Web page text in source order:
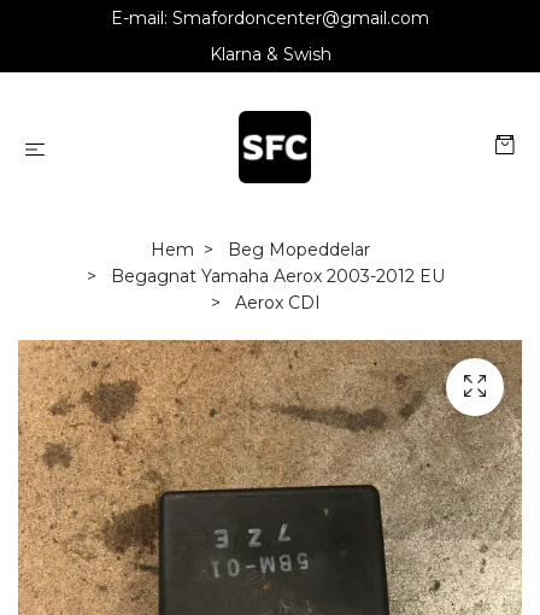
E-mail: Smafordoncenter@gmail.com
Klarna & Swish
Hem
Beg Mopeddelar
Begagnat Yamaha Aerox 2003-2012 EU
Aerox CDI